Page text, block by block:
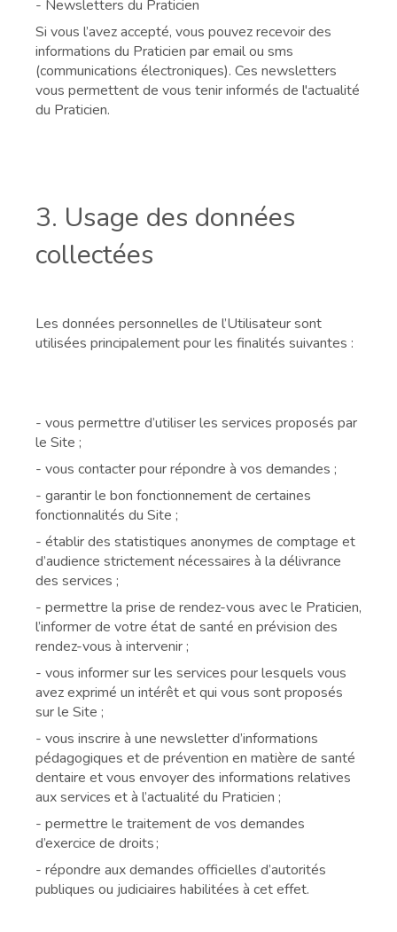
- Newsletters du Praticien
Si vous l’avez accepté, vous pouvez recevoir des
informations du Praticien par email ou sms
(communications électroniques). Ces newsletters
vous permettent de vous tenir informés de l'actualité
du Praticien.
3. Usage des données
collectées
Les données personnelles de l’Utilisateur sont
utilisées principalement pour les finalités suivantes :
- vous permettre d’utiliser les services proposés par
le Site ;
- vous contacter pour répondre à vos demandes ;
- garantir le bon fonctionnement de certaines
fonctionnalités du Site ;
- établir des statistiques anonymes de comptage et
d’audience strictement nécessaires à la délivrance
des services ;
- permettre la prise de rendez-vous avec le Praticien,
l’informer de votre état de santé en prévision des
rendez-vous à intervenir ;
- vous informer sur les services pour lesquels vous
avez exprimé un intérêt et qui vous sont proposés
sur le Site ;
- vous inscrire à une newsletter d’informations
pédagogiques et de prévention en matière de santé
dentaire et vous envoyer des informations relatives
aux services et à l’actualité du Praticien ;
- permettre le traitement de vos demandes
d’exercice de droits ;
- répondre aux demandes officielles d’autorités
publiques ou judiciaires habilitées à cet effet.